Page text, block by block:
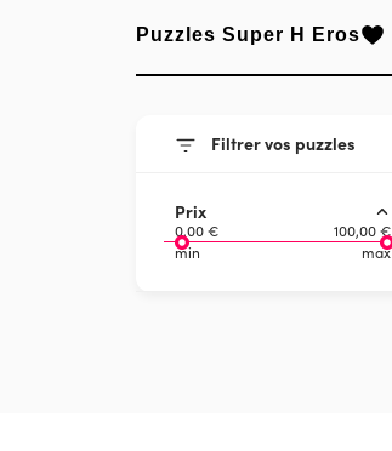
Puzzles Super H Eros
Filtrer vos puzzles
Prix
0,00 €
100,00 €
min
max